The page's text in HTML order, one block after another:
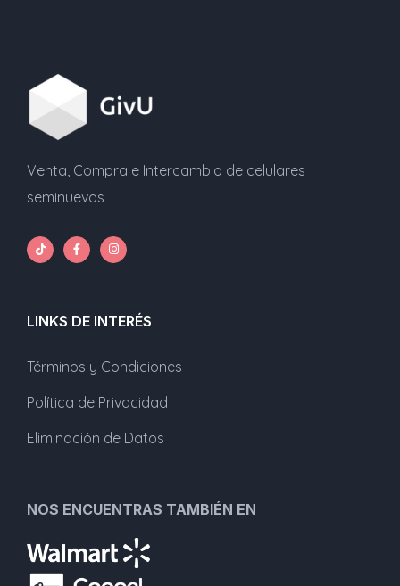
Venta, Compra e Intercambio de celulares
seminuevos
LINKS DE INTERÉS
Términos y Condiciones
Política de Privacidad
Eliminación de Datos
NOS ENCUENTRAS TAMBIÉN EN